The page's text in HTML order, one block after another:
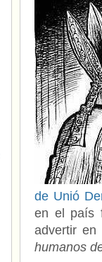
de Unió
en el país
advertir
humanos